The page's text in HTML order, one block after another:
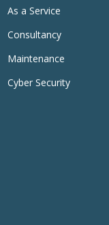
As a Service
Consultancy
Maintenance
Cyber Security